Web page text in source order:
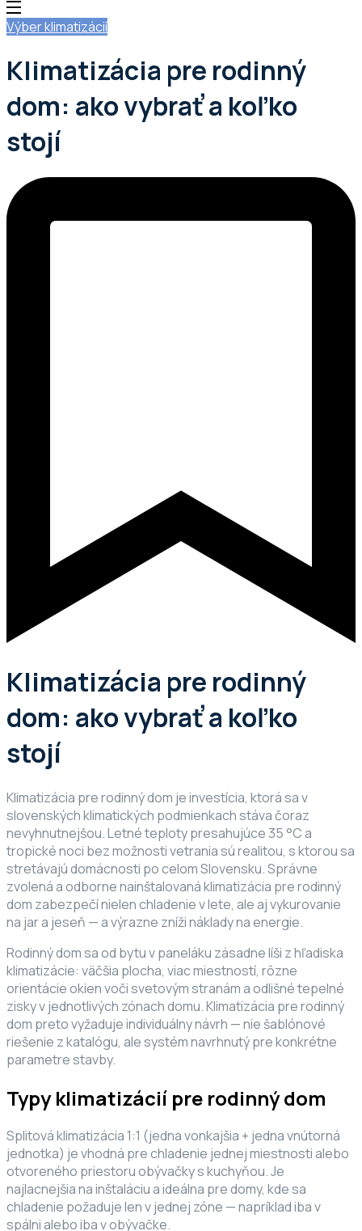
Výber klimatizácií
Klimatizácia pre rodinný
dom: ako vybrať a koľko
stojí
Klimatizácia pre rodinný
dom: ako vybrať a koľko
stojí
Klimatizácia pre rodinný dom je investícia, ktorá sa v
slovenských klimatických podmienkach stáva čoraz
nevyhnutnejšou. Letné teploty presahujúce 35 °C a
tropické noci bez možnosti vetrania sú realitou, s ktorou sa
stretávajú domácnosti po celom Slovensku. Správne
zvolená a odborne nainštalovaná klimatizácia pre rodinný
dom zabezpečí nielen chladenie v lete, ale aj vykurovanie
na jar a jeseň — a výrazne zníži náklady na energie.
Rodinný dom sa od bytu v paneláku zásadne líši z hľadiska
klimatizácie: väčšia plocha, viac miestností, rôzne
orientácie okien voči svetovým stranám a odlišné tepelné
zisky v jednotlivých zónach domu. Klimatizácia pre rodinný
dom preto vyžaduje individuálny návrh — nie šablónové
riešenie z katalógu, ale systém navrhnutý pre konkrétne
parametre stavby.
Typy klimatizácií pre rodinný dom
Splitová klimatizácia 1:1 (jedna vonkajšia + jedna vnútorná
jednotka) je vhodná pre chladenie jednej miestnosti alebo
otvoreného priestoru obývačky s kuchyňou. Je
najlacnejšia na inštaláciu a ideálna pre domy, kde sa
chladenie požaduje len v jednej zóne — napríklad iba v
spálni alebo iba v obývačke.